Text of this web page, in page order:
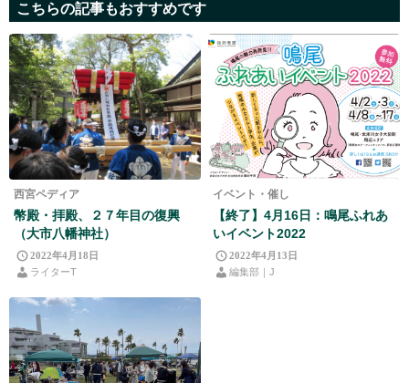
こちらの記事もおすすめです
西宮ペディア
幣殿・拝殿、２７年目の復興
（大市八幡神社）
2022年4月18日
ライターT
イベント・催し
【終了】4月16日：鳴尾ふれあ
いイベント2022
2022年4月13日
編集部｜J